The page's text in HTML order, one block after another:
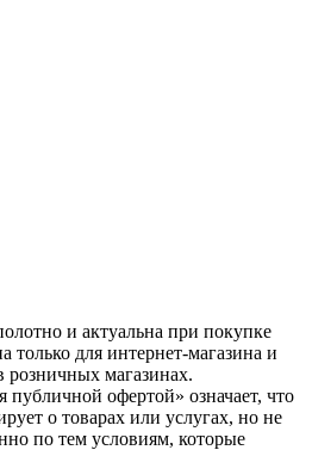
и актуальна при покупке
только для интернет-магазина и
розничных магазинах.
публичной офертой» означает, что
о товарах или услугах, но не
по тем условиям, которые